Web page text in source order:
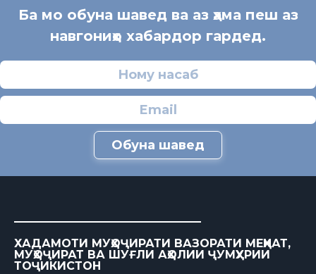
Ба мо обуна шавед ва аз ҳама пеш аз
навгониҳо хабардор гардед.
Обуна шавед
ХАДАМОТИ МУҲОҶИРАТИ ВАЗОРАТИ МЕҲНАТ,
МУҲОҶИРАТ ВА ШУҒЛИ АҲОЛИИ ҶУМҲУРИИ
ТОҶИКИСТОН